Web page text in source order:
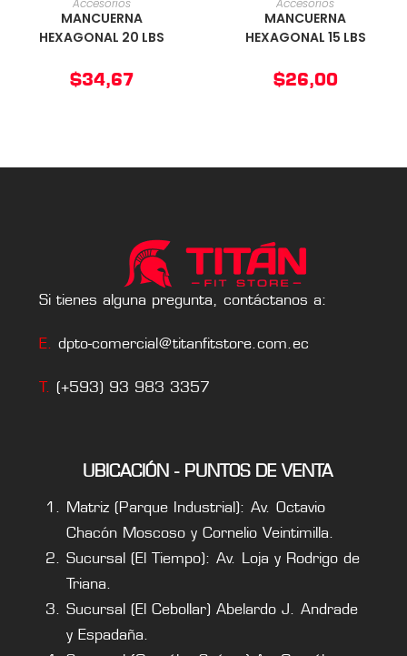
Accesorios
MANCUERNA
HEXAGONAL 20 LBS
$34,67
Accesorios
MANCUERNA
HEXAGONAL 15 LBS
$26,00
Si tienes alguna pregunta, contáctanos a:
E. dpto-comercial@titanfitstore.com.ec
T. (+593) 93 983 3357
UBICACIÓN - PUNTOS DE VENTA
Matriz (Parque Industrial): Av. Octavio
Chacón Moscoso y Cornelio Veintimilla.
Sucursal (El Tiempo): Av. Loja y Rodrigo de
Triana.
Sucursal (El Cebollar) Abelardo J. Andrade
y Espadaña.